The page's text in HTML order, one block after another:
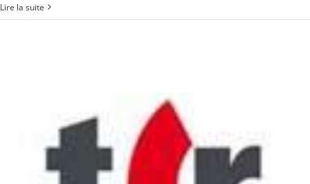
Lire la suite